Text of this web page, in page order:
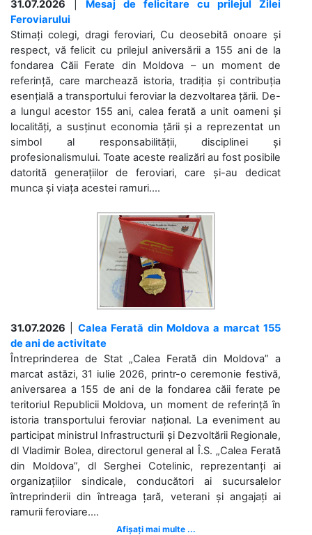
31.07.2026
Mesaj de felicitare cu prilejul Zilei
Feroviarului
Stimați colegi, dragi feroviari, Cu deosebită onoare și
respect, vă felicit cu prilejul aniversării a 155 ani de la
fondarea Căii Ferate din Moldova – un moment de
referință, care marchează istoria, tradiția și contribuția
esențială a transportului feroviar la dezvoltarea țării. De-
a lungul acestor 155 ani, calea ferată a unit oameni și
localități, a susținut economia țării și a reprezentat un
simbol al responsabilității, disciplinei și
profesionalismului. Toate aceste realizări au fost posibile
datorită generațiilor de feroviari, care și-au dedicat
munca și viața acestei ramuri....
31.07.2026
Calea Ferată din Moldova a marcat 155
de ani de activitate
Întreprinderea de Stat „Calea Ferată din Moldova” a
marcat astăzi, 31 iulie 2026, printr-o ceremonie festivă,
aniversarea a 155 de ani de la fondarea căii ferate pe
teritoriul Republicii Moldova, un moment de referință în
istoria transportului feroviar național. La eveniment au
participat ministrul Infrastructurii și Dezvoltării Regionale,
dl Vladimir Bolea, directorul general al Î.S. „Calea Ferată
din Moldova”, dl Serghei Cotelinic, reprezentanți ai
organizațiilor sindicale, conducători ai sucursalelor
întreprinderii din întreaga țară, veterani și angajați ai
ramurii feroviare....
Afișați mai multe ...